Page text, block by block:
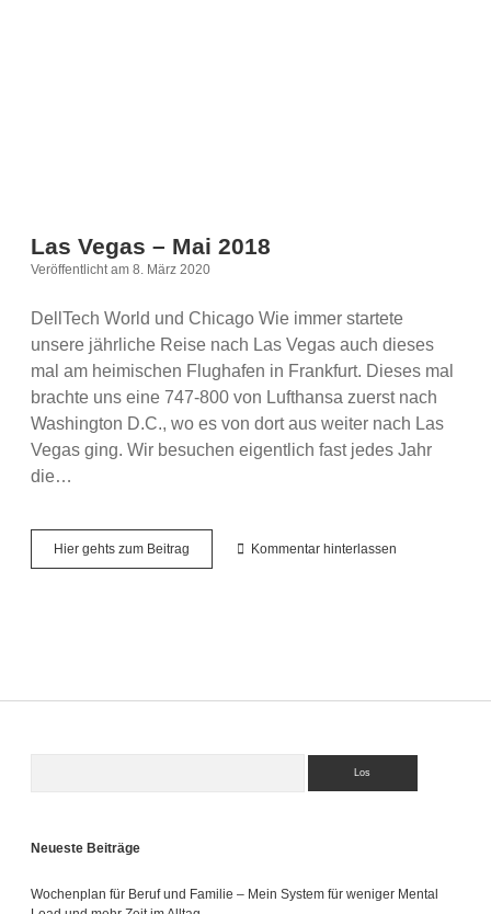
Las Vegas – Mai 2018
Veröffentlicht am 8. März 2020
DellTech World und Chicago Wie immer startete
unsere jährliche Reise nach Las Vegas auch dieses
mal am heimischen Flughafen in Frankfurt. Dieses mal
brachte uns eine 747-800 von Lufthansa zuerst nach
Washington D.C., wo es von dort aus weiter nach Las
Vegas ging. Wir besuchen eigentlich fast jedes Jahr
die…
Hier gehts zum Beitrag
Vegas
Kommentar hinterlassen
Neueste Beiträge
Wochenplan für Beruf und Familie – Mein System für weniger Mental